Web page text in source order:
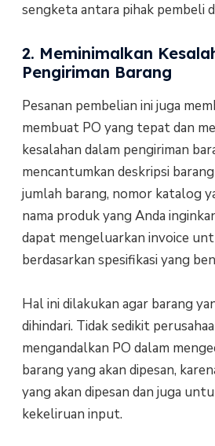
sengketa antara pihak pembeli
2. Meminimalkan
Pengiriman Barang
Pesanan pembelian ini juga
membuat PO yang tepat dan
kesalahan dalam pengiriman
mencantumkan deskripsi
jumlah barang, nomor katalog
nama produk yang Anda
dapat mengeluarkan invoice
berdasarkan spesifikasi yang
Hal ini dilakukan agar barang
dihindari. Tidak sedikit
mengandalkan PO dalam
barang yang akan dipesan,
yang akan dipesan dan juga
kekeliruan input.